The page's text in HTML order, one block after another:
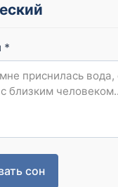
*
сон